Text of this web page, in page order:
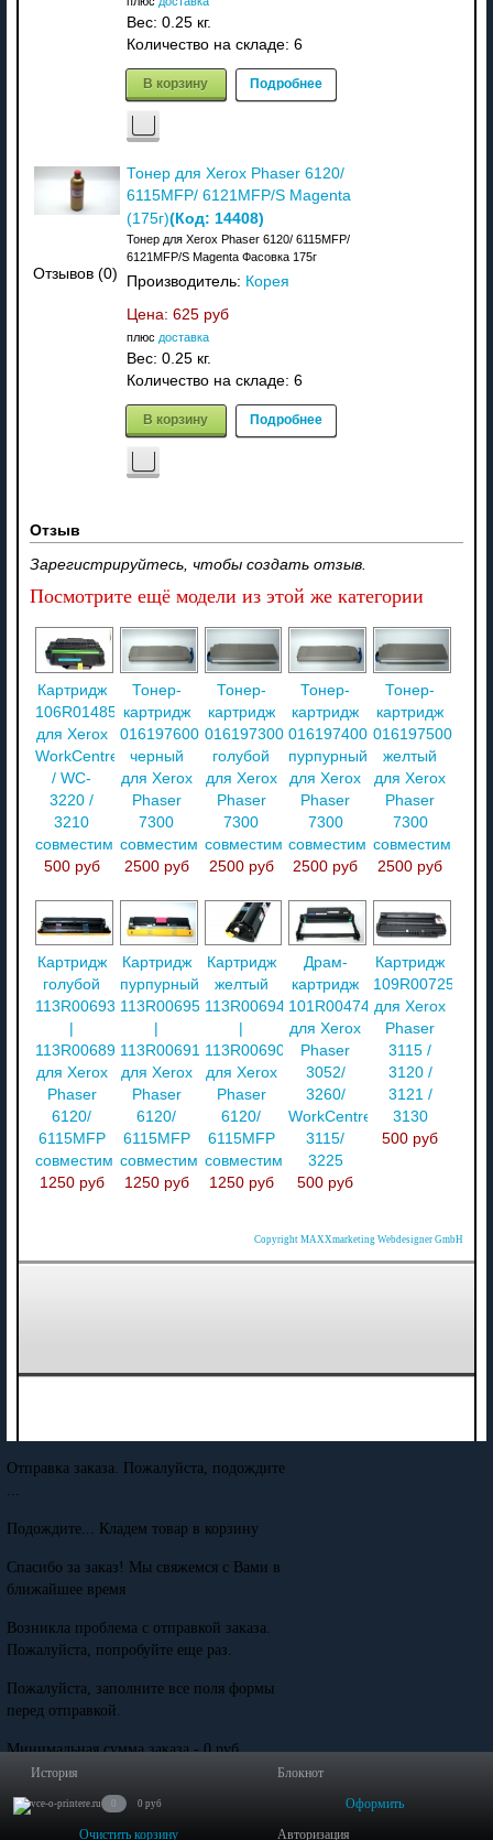
Вес: 0.25 кг.
Количество на складе: 6
В корзину Подробнее
Отзывов (0)
Тонер для Xerox Phaser 6120/
6115MFP/ 6121MFP/S Magenta
(175г)(Код: 14408)
Тонер для Xerox Phaser 6120/ 6115MFP/
6121MFP/S Magenta Фасовка 175г
Производитель: Корея
Цена: 625 руб
плюс доставка
Вес: 0.25 кг.
Количество на складе: 6
В корзину Подробнее
Отзыв
Зарегистрируйтесь, чтобы создать отзыв.
Посмотрите ещё модели из этой же категории
Картридж
106R01485
для Xerox
WorkCentre
/ WC-
3220 /
3210
совместимый
500 руб
Тонер-
картридж
016197600
черный
для Xerox
Phaser
7300
совместимый
2500 руб
Тонер-
картридж
016197300
голубой
для Xerox
Phaser
7300
совместимый
2500 руб
Тонер-
картридж
016197400
пурпурный
для Xerox
Phaser
7300
совместимый
2500 руб
Тонер-
картридж
016197500
желтый
для Xerox
Phaser
7300
совместимый
2500 руб
Картридж
голубой
113R00693
113R00689
для Xerox
Phaser
6120/
6115MFP
совместимый
1250 руб
Картридж
пурпурный
113R00695
113R00691
для Xerox
Phaser
6120/
6115MFP
совместимый
1250 руб
Картридж
желтый
113R00694
113R00690
для Xerox
Phaser
6120/
6115MFP
совместимый
1250 руб
Драм-
картридж
101R00474
для Xerox
Phaser
3052/
3260/
WorkCentre
3115/
3225
500 руб
Картридж
109R00725
для Xerox
Phaser
3115 /
3120 /
3121 /
3130
500 руб
Copyright MAXXmarketing Webdesigner GmbH
История Блокнот
0 0 руб
Оформить
Очистить корзину
Авторизация
Отправка заказа. Пожалуйста, подождите
...
Подождите... Кладем товар в корзину
Спасибо за заказ! Мы свяжемся с Вами в
ближайшее время
Возникла проблема с отправкой заказа.
Пожалуйста, попробуйте еще раз.
Пожалуйста, заполните все поля формы
перед отправкой.
Минимальная сумма заказа - 0 руб.